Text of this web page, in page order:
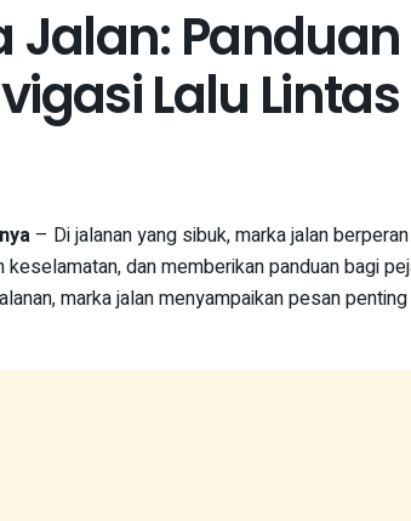
Panduan
Lalu Lintas
– Di jalanan yang sibuk, marka jalan
dan memberikan panduan bagi
marka jalan menyampaikan pesan